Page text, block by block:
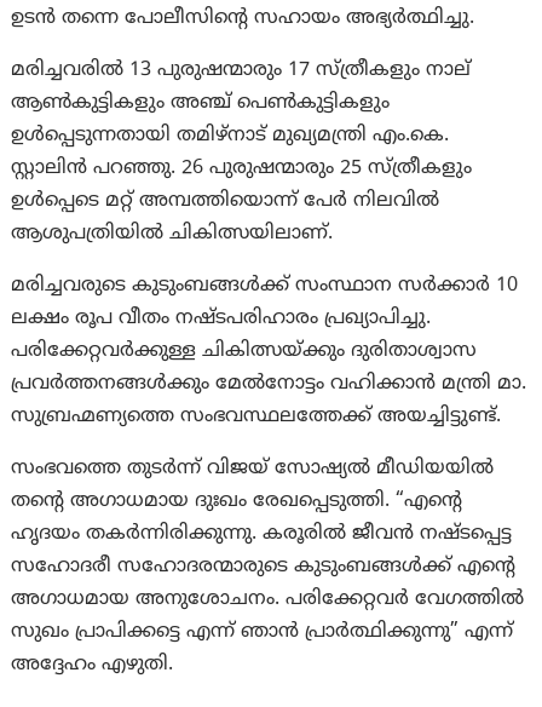
ഉടൻ തന്നെ പോലീസിന്റെ സഹായം അഭ്യർത്ഥിച്ചു.
മരിച്ചവരിൽ 13 പുരുഷന്മാരും 17 സ്ത്രീകളും നാല്
ആൺകുട്ടികളും അഞ്ച് പെൺകുട്ടികളും
ഉൾപ്പെടുന്നതായി തമിഴ്‌നാട് മുഖ്യമന്ത്രി എം.കെ.
സ്റ്റാലിൻ പറഞ്ഞു. 26 പുരുഷന്മാരും 25 സ്ത്രീകളും
ഉൾപ്പെടെ മറ്റ് അമ്പത്തിയൊന്ന് പേർ നിലവിൽ
ആശുപത്രിയിൽ ചികിത്സയിലാണ്.
മരിച്ചവരുടെ കുടുംബങ്ങൾക്ക് സംസ്ഥാന സർക്കാർ 10
ലക്ഷം രൂപ വീതം നഷ്ടപരിഹാരം പ്രഖ്യാപിച്ചു.
പരിക്കേറ്റവർക്കുള്ള ചികിത്സയ്ക്കും ദുരിതാശ്വാസ
പ്രവർത്തനങ്ങൾക്കും മേൽനോട്ടം വഹിക്കാൻ മന്ത്രി മാ.
സുബ്രഹ്മണ്യത്തെ സംഭവസ്ഥലത്തേക്ക് അയച്ചിട്ടുണ്ട്.
സംഭവത്തെ തുടർന്ന് വിജയ് സോഷ്യൽ മീഡിയയിൽ
തന്റെ അഗാധമായ ദുഃഖം രേഖപ്പെടുത്തി. “എന്റെ
ഹൃദയം തകർന്നിരിക്കുന്നു. കരൂരിൽ ജീവൻ നഷ്ടപ്പെട്ട
സഹോദരീ സഹോദരന്മാരുടെ കുടുംബങ്ങൾക്ക് എന്റെ
അഗാധമായ അനുശോചനം. പരിക്കേറ്റവർ വേഗത്തിൽ
സുഖം പ്രാപിക്കട്ടെ എന്ന് ഞാൻ പ്രാർത്ഥിക്കുന്നു” എന്ന്
അദ്ദേഹം എഴുതി.